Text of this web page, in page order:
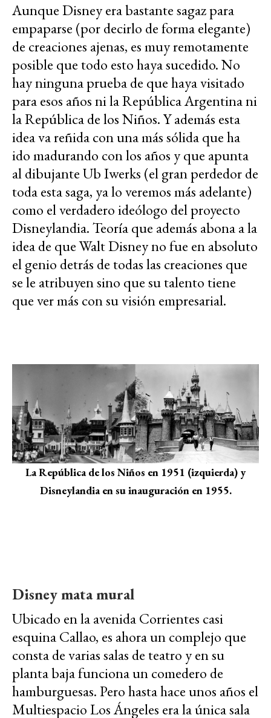
Aunque Disney era bastante sagaz para
empaparse (por decirlo de forma elegante)
de creaciones ajenas, es muy remotamente
posible que todo esto haya sucedido. No
hay ninguna prueba de que haya visitado
para esos años ni la República Argentina ni
la República de los Niños. Y además esta
idea va reñida con una más sólida que ha
ido madurando con los años y que apunta
al dibujante Ub Iwerks (el gran perdedor de
toda esta saga, ya lo veremos más adelante)
como el verdadero ideólogo del proyecto
Disneylandia. Teoría que además abona a la
idea de que Walt Disney no fue en absoluto
el genio detrás de todas las creaciones que
se le atribuyen sino que su talento tiene
que ver más con su visión empresarial.
La República de los Niños en 1951 (izquierda) y
Disneylandia en su inauguración en 1955.
Disney mata mural
Ubicado en la avenida Corrientes casi
esquina Callao, es ahora un complejo que
consta de varias salas de teatro y en su
planta baja funciona un comedero de
hamburguesas. Pero hasta hace unos años el
Multiespacio Los Ángeles era la única sala